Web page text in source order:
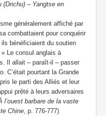
(Drichu) – Yangtse en
généralement affiché par
combattaient pour conquérir
bénéficiaient du soutien
Le consul anglais à
Il allait – paraît-il – passer
C’était pourtant la Grande
le parti des Alliés et leur
prêté à leurs adversaires
l’ouest barbare de la vaste
Chine, p. 776-777)